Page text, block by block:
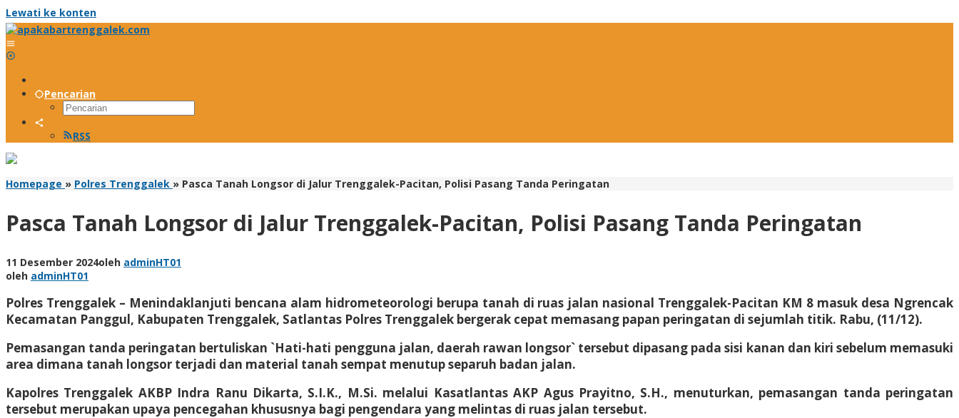
Lewati ke konten
Pencarian
RSS
Homepage » Polres Trenggalek » Pasca Tanah Longsor di Jalur Trenggalek-Pacitan, Polisi Pasang Tanda Peringatan
Pasca Tanah Longsor di Jalur Trenggalek-Pacitan, Polisi Pasang Tanda Peringatan
11 Desember 2024oleh adminHT01
oleh adminHT01
Polres Trenggalek – Menindaklanjuti bencana alam hidrometeorologi berupa tanah di ruas jalan nasional Trenggalek-Pacitan KM 8 masuk desa Ngrencak
Kecamatan Panggul, Kabupaten Trenggalek, Satlantas Polres Trenggalek bergerak cepat memasang papan peringatan di sejumlah titik. Rabu, (11/12).
Pemasangan tanda peringatan bertuliskan `Hati-hati pengguna jalan, daerah rawan longsor` tersebut dipasang pada sisi kanan dan kiri sebelum memasuki
area dimana tanah longsor terjadi dan material tanah sempat menutup separuh badan jalan.
Kapolres Trenggalek AKBP Indra Ranu Dikarta, S.I.K., M.Si. melalui Kasatlantas AKP Agus Prayitno, S.H., menuturkan, pemasangan tanda peringatan
tersebut merupakan upaya pencegahan khususnya bagi pengendara yang melintas di ruas jalan tersebut.